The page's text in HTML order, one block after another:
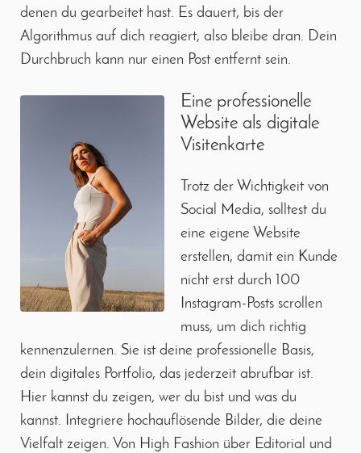
denen du gearbeitet hast. Es dauert, bis der
Algorithmus auf dich reagiert, also bleibe dran. Dein
Durchbruch kann nur einen Post entfernt sein.
Eine professionelle
Website als digitale
Visitenkarte
Trotz der Wichtigkeit von
Social Media, solltest du
eine eigene Website
erstellen, damit ein Kunde
nicht erst durch 100
Instagram-Posts scrollen
muss, um dich richtig
kennenzulernen. Sie ist deine professionelle Basis,
dein digitales Portfolio, das jederzeit abrufbar ist.
Hier kannst du zeigen, wer du bist und was du
kannst. Integriere hochauflösende Bilder, die deine
Vielfalt zeigen. Von High Fashion über Editorial und